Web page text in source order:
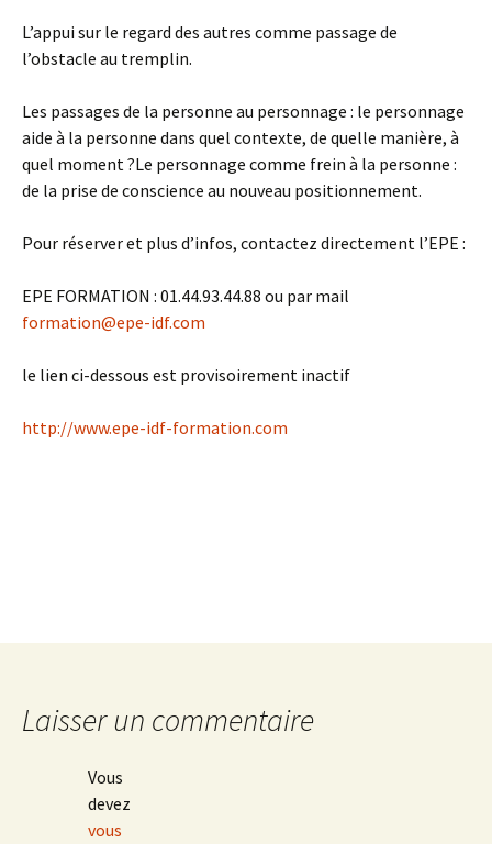
L’appui sur le regard des autres comme passage de
l’obstacle au tremplin.
Les passages de la personne au personnage : le personnage
aide à la personne dans quel contexte, de quelle manière, à
quel moment ?Le personnage comme frein à la personne :
de la prise de conscience au nouveau positionnement.
Pour réserver et plus d’infos, contactez directement l’EPE :
EPE FORMATION : 01.44.93.44.88 ou par mail
formation@epe-idf.com
le lien ci-dessous est provisoirement inactif
http://www.epe-idf-formation.com
Laisser un commentaire
Vous
devez
vous